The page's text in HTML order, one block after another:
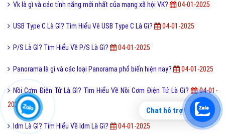
Vk là gì và các tính năng mới nhất của mạng xã hội VK? 04-01-2025
USB Type C Là Gì? Tìm Hiểu Vê USB Type C Là Gì? 04-01-2025
P/S Là Gì? Tìm Hiểu Về P/S Là Gì? 04-01-2025
Panorama là gì và các loại Panorama phổ biến hiện nay? 04-01-2025
Nồi Cơm Điện Tử Là Gì? Tìm Hiểu Về Nồi Cơm Điện Tử Là Gì?
04-01-
2025
Idm Là Gì? Tìm Hiểu Về Idm Là Gì? 04-01-2025
Chat hỗ trợ